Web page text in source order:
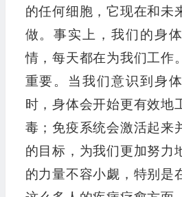
的任何细胞，它现在和未
做。事实上，我们的身
情，每天都在为我们工作
重要。当我们意识到身
时，身体会开始更有效地
毒；免疫系统会激活起来
的目标，为我们更加努力
的力量不容小觑，特别是